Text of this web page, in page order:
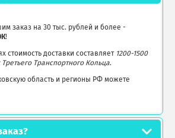
заказ на 30 тыс. рублей и более -
!
стоимость доставки составляет 1200-1500
Транспортного Кольца.
область и регионы РФ можете